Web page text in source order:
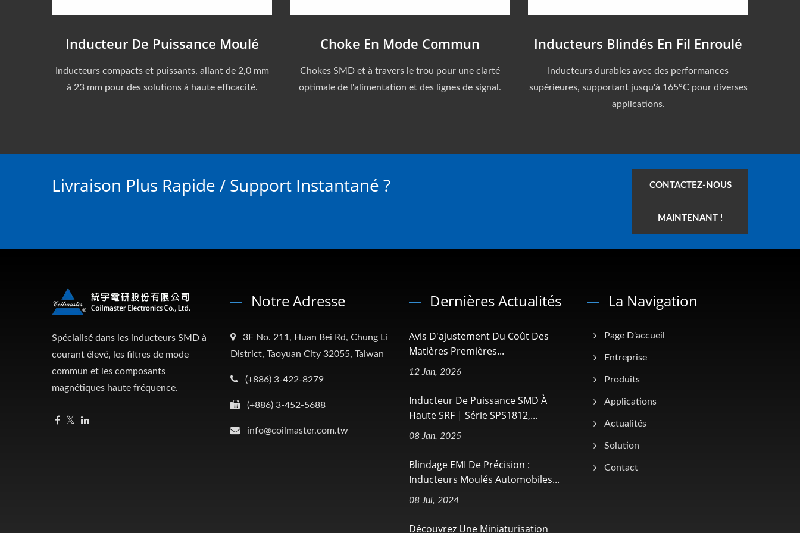
Inducteur De Puissance Moulé
Inducteurs compacts et puissants, allant de 2,0 mm
à 23 mm pour des solutions à haute efficacité.
Choke En Mode Commun
Chokes SMD et à travers le trou pour une clarté
optimale de l'alimentation et des lignes de signal.
Inducteurs Blindés En Fil Enroulé
Inducteurs durables avec des performances
supérieures, supportant jusqu'à 165°C pour diverses
applications.
Livraison Plus Rapide / Support Instantané ? CONTACTEZ-NOUS
MAINTENANT !
Spécialisé dans les inducteurs SMD à
courant élevé, les filtres de mode
commun et les composants
magnétiques haute fréquence.
Notre Adresse
3F No. 211, Huan Bei Rd, Chung Li
District, Taoyuan City 32055, Taiwan
(+886) 3-422-8279
(+886) 3-452-5688
info@coilmaster.com.tw
Dernières Actualités
Avis D'ajustement Du Coût Des
Matières Premières...
12 Jan, 2026
Inducteur De Puissance SMD À
Haute SRF | Série SPS1812,...
08 Jan, 2025
Blindage EMI De Précision :
Inducteurs Moulés Automobiles...
08 Jul, 2024
Découvrez Une Miniaturisation
La Navigation
Page D'accueil
Entreprise
Produits
Applications
Actualités
Solution
Contact